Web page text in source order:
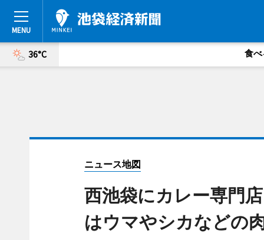
36°C 食べ
ニュース地図
西池袋にカレー専門
はウマやシカなどの